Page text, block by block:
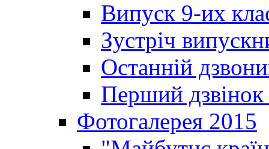
Випуск 9-их
Зустріч
Останній
Перший
Фотогалерея 2015